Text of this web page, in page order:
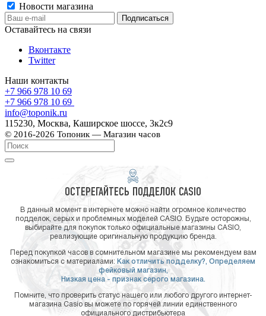
Новости магазина
Оставайтесь на связи
Вконтакте
Twitter
Наши контакты
+7 966 978 10 69
+7 966 978 10 69
info@toponik.ru
115230, Москва, Каширское шоссе, 3к2с9
© 2016-2026 Топоник — Магазин часов
ОСТЕРЕГАЙТЕСЬ ПОДДЕЛОК CASIO
В данный момент в интернете можно найти огромное количество
подделок, серых и проблемных моделей CASIO. Будьте осторожны,
выбирайте для покупок только официальные магазины CASIO,
реализующие оригинальную продукцию бренда.
Перед покупкой часов в сомнительном магазине мы рекомендуем вам
ознакомиться с материалами: Как отличить подделку?, Определяем
фейковый магазин,
Низкая цена - признак серого магазина.
Помните, что проверить статус нашего или любого другого интернет-
магазина Casio вы можете по горячей линии единственного
официального дистрибьютера